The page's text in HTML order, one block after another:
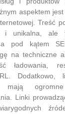
aspektem
Treść
i unikalna, ale
pod kątem
na techniczne
ładowania,
Dodatkowo,
mają
Linki